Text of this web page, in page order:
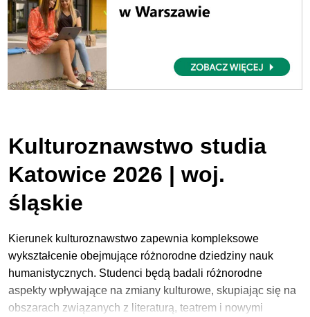
Kulturoznawstwo studia
Katowice 2026 | woj.
śląskie
Kierunek kulturoznawstwo zapewnia kompleksowe
wykształcenie obejmujące różnorodne dziedziny nauk
humanistycznych. Studenci będą badali różnorodne
aspekty wpływające na zmiany kulturowe, skupiając się na
obszarach związanych z literaturą, teatrem i nowymi